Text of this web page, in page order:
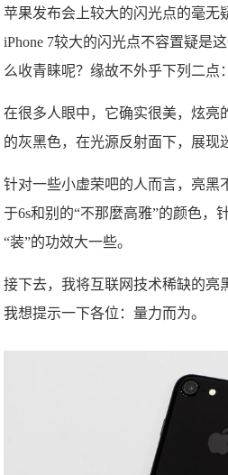
苹果发布会上较大的闪光点的毫无
iPhone 7较大的闪光点不容置疑是
么收青睐呢？缘故不外乎下列二点：
在很多人眼中，它确实很美，炫亮
的灰黑色，在光源反射面下，展现
针对一些小虚荣吧的人而言，亮黑
于6s和别的“不那麼高雅”的颜色，
“装”的功效大一些。
接下去，我将互联网技术稀缺的亮
我想提示一下各位：量力而为。